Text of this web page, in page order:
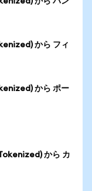
から フィ
から ポー
から カ